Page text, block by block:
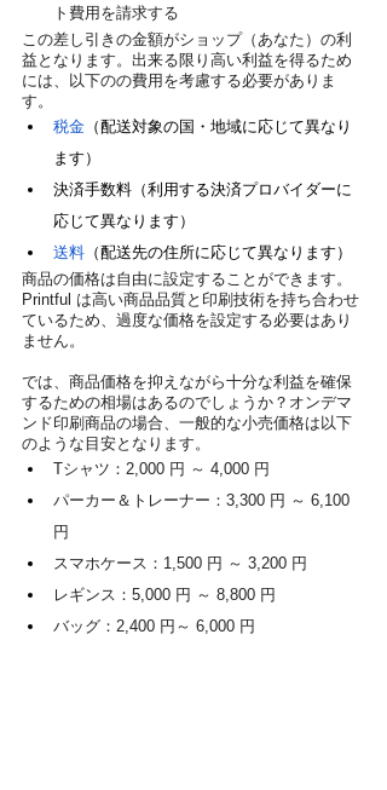
ト費用を請求する
この差し引きの金額がショップ（あなた）の利
益となります。出来る限り高い利益を得るため
には、以下のの費用を考慮する必要がありま
す。
税金 （配送対象の国・地域に応じて異なり
ます）
決済手数料（利用する決済プロバイダーに
応じて異なります）
送料 （配送先の住所に応じて異なります）
商品の価格は自由に設定することができます。
Printful は高い商品品質と印刷技術を持ち合わせ
ているため、過度な価格を設定する必要はあり
ません。
では、商品価格を抑えながら十分な利益を確保
するための相場はあるのでしょうか？オンデマ
ンド印刷商品の場合、一般的な小売価格は以下
のような目安となります。
Tシャツ：2,000 円 ～ 4,000 円
パーカー＆トレーナー：3,300 円 ～ 6,100
円
スマホケース：1,500 円 ～ 3,200 円
レギンス：5,000 円 ～ 8,800 円
バッグ：2,400 円～ 6,000 円